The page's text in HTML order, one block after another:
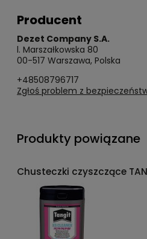
Producent
Dezet Company S.A.
l. Marszałkowska 80
00-517 Warszawa, Polska
+48508796717
Zgłoś problem z
Produkty powiązane
Chusteczki czyszczące